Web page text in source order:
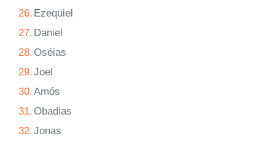
26. Ezequiel
27. Daniel
28. Oséias
29.Joel
30.Amós
31. Obadias
32.Jonas